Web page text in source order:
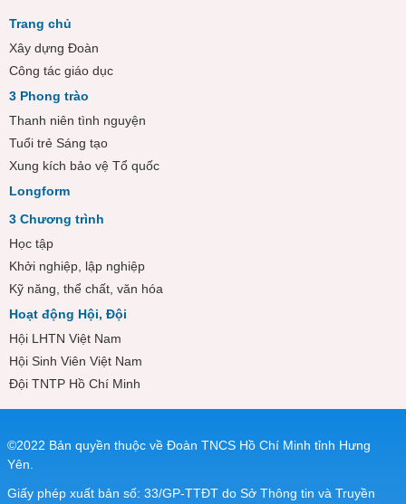
Trang chủ
Xây dựng Đoàn
Công tác giáo dục
3 Phong trào
Thanh niên tình nguyện
Tuổi trẻ Sáng tạo
Xung kích bảo vệ Tổ quốc
Longform
3 Chương trình
Học tập
Khởi nghiệp, lập nghiệp
Kỹ năng, thể chất, văn hóa
Hoạt động Hội, Đội
Hội LHTN Việt Nam
Hội Sinh Viên Việt Nam
Đội TNTP Hồ Chí Minh
©2022 Bản quyền thuộc về Đoàn TNCS Hồ Chí Minh tỉnh Hưng
Yên.
Giấy phép xuất bản số: 33/GP-TTĐT do Sở Thông tin và Truyền